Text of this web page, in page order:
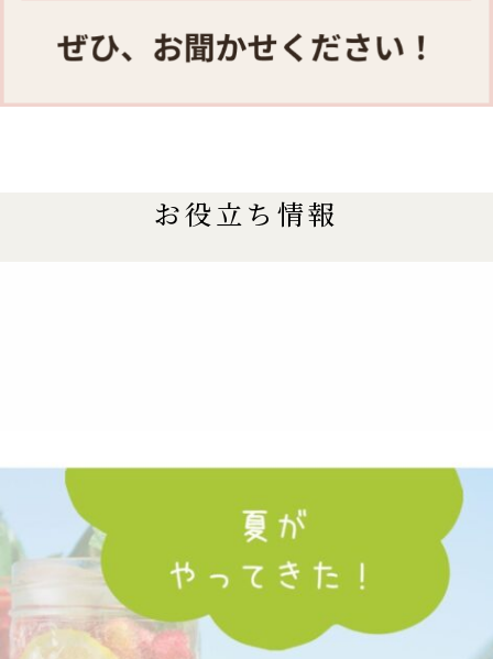
お役立ち情報